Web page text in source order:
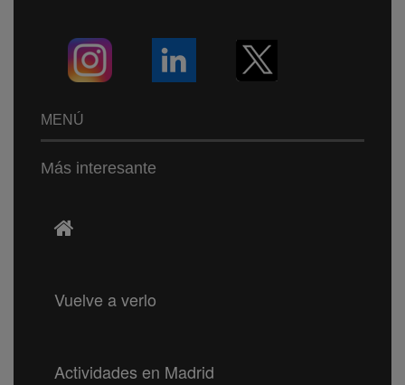
MENÚ
Más interesante
Vuelve a verlo
Actividades en Madrid